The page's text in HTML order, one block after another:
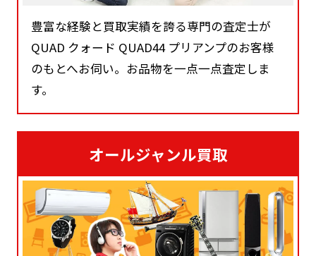
豊富な経験と買取実績を誇る専門の査定士が
QUAD クォード QUAD44 プリアンプのお客様
のもとへお伺い。お品物を一点一点査定しま
す。
オールジャンル買取